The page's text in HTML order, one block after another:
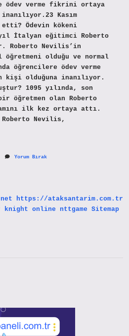
ödev verme fikrini ortaya
Kasım
etti? Ödevin kökeni
İtalyan eğitimci Roberto
Roberto Nevilis’in
olduğu ve normal
öğrencilere ödev verme
olduğuna inanılıyor.
1095 yılında, son
öğretmen olan Roberto
ilk kez ortaya attı.
Roberto Nevilis,
Yorum Bırak
https://ataksantarim.com.tr
knight online nttgame Sitemap